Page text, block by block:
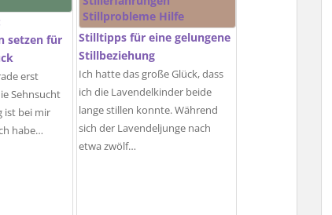
setzen für
erst
Sehnsucht
ist bei mir
habe…
Stilltipps für eine gelungene
Stillbeziehung
Ich hatte das große Glück, dass
ich die Lavendelkinder beide
lange stillen konnte. Während
sich der Lavendeljunge nach
etwa zwölf…